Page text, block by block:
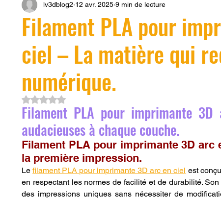
LV3D JEU LV3D Formation
3D Formation à l'impression 3D CPF
filament 3D Refaire une piece en 3D
imprimante 3D postraitement SNAPMAKER
Lab X2D fusion 360 fusion 360
Filament PLA pour
ciel – La matière qui
numérique.
lv3dblog2 12 avr. 2025 9 min de lecture
Noté NaN étoiles sur 5.
Filament PLA pour imprimante
audacieuses à chaque couche.
Filament PLA pour imprimante 3D
la première impression.
Le filament PLA pour imprimante 3D arc en ciel est
en respectant les normes de facilité et de durabilité.
des impressions uniques sans nécessiter de